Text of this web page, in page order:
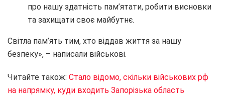
про нашу здатність пам’ятати, робити висновки
та захищати своє майбутнє.
Світла пам’ять тим, хто віддав життя за нашу
безпеку», – написали військові.
Читайте також: Стало відомо, скільки військових рф
на напрямку, куди входить Запорізька область